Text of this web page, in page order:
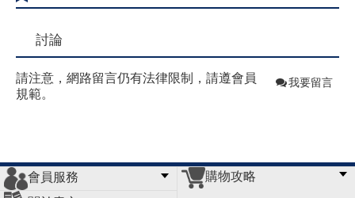
討論
請注意，網路留言仍有法律限制，請遵會員
規範。
我要留言
會員服務 購物攻略